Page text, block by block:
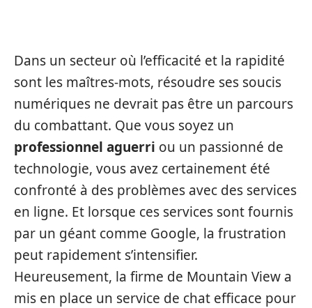
Dans un secteur où l’efficacité et la rapidité
sont les maîtres-mots, résoudre ses soucis
numériques ne devrait pas être un parcours
du combattant. Que vous soyez un
professionnel aguerri ou un passionné de
technologie, vous avez certainement été
confronté à des problèmes avec des services
en ligne. Et lorsque ces services sont fournis
par un géant comme Google, la frustration
peut rapidement s’intensifier.
Heureusement, la firme de Mountain View a
mis en place un service de chat efficace pour